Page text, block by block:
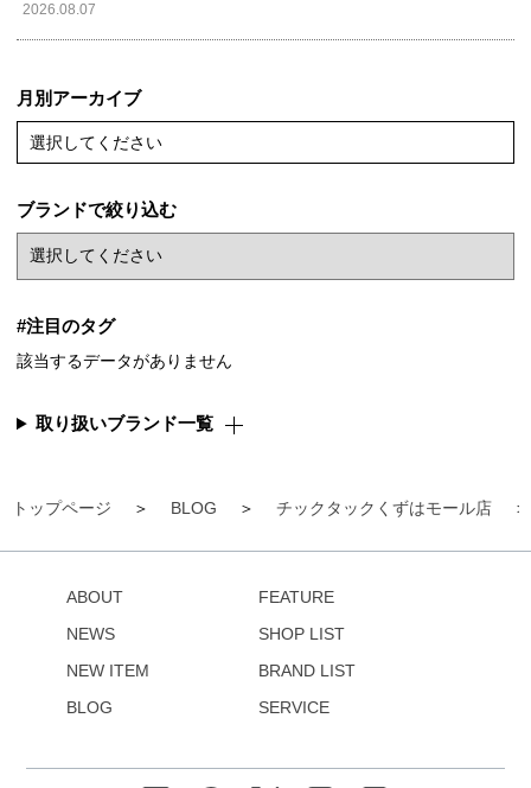
トップページ BLOG チックタックくずはモール店
2026.08.07
月別アーカイブ
選択してください
ブランドで絞り込む
#注目のタグ
該当するデータがありません
取り扱いブランド一覧
ABOUT
NEWS
NEW ITEM
BLOG
FEATURE
SHOP LIST
BRAND LIST
SERVICE